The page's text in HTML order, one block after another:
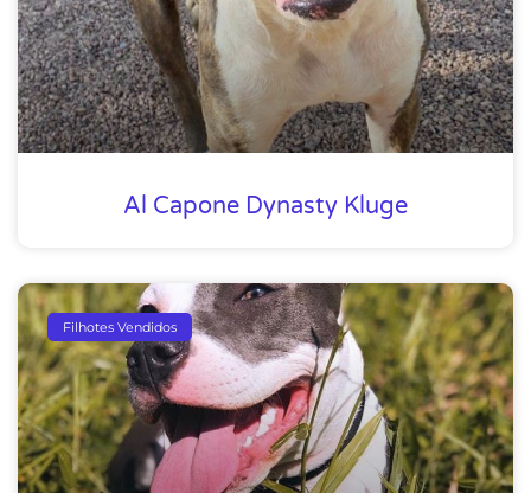
Al Capone Dynasty Kluge
Filhotes Vendidos